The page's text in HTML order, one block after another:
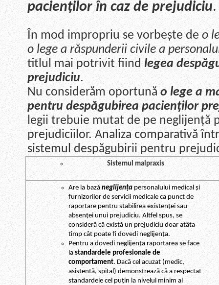
pacienților în caz de prejudiciu.
În mod impropriu se vorbește deo
o lege a răspunderii civile a
titlul mai potrivit fiindlegea
prejudiciu.
Nu considerăm oportunăo lege a
pentru despăgubirea pacienților
legii trebuie mutat de pe neglijență
prejudiciilor. Analiza comparativă
sistemul despăgubirii pentru
Sistemul malpraxis
Are la bazăneglijența personalului medical și
furnizorilor de servicii medicale ca punct de
raportare pentru stabilirea existenței sau
absenței unui prejudiciu. Altfel spus, se
consideră că există un prejudiciu doar atâta
timp cât poate fi dovedi neglijența.
Pentru a dovedi neglijența raportarea se face
lastandardele profesionale de
comportament. Dacă cel acuzat (medic,
asistentă, spital) demonstrează că a respectat
standardele cel puțin la nivelul minim al